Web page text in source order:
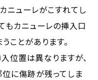
ニューレがこすれてし
もカニューレの挿入口
ことがあります。
位置は異なりますが、
に傷跡が残ってしま